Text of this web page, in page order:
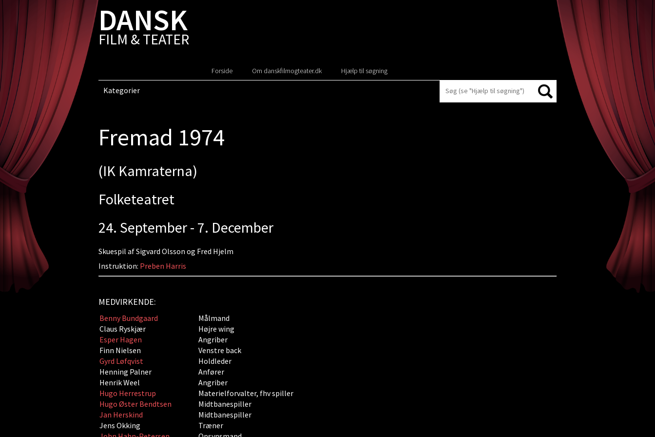
DANSK
FILM & TEATER
Forside Om danskfilmogteater.dk Hjælp til søgning
Kategorier
Fremad 1974
(IK Kamraterna)
Folketeatret
24. September - 7. December
Skuespil af Sigvard Olsson og Fred Hjelm
Instruktion: Preben Harris
MEDVIRKENDE:
Benny Bundgaard
Målmand
Claus Ryskjær
Højre wing
Esper Hagen
Angriber
Finn Nielsen
Venstre back
Gyrd Løfqvist
Holdleder
Henning Palner
Anfører
Henrik Weel
Angriber
Hugo Herrestrup
Materielforvalter, fhv spiller
Hugo Øster Bendtsen
Midtbanespiller
Jan Herskind
Midtbanespiller
Jens Okking
Træner